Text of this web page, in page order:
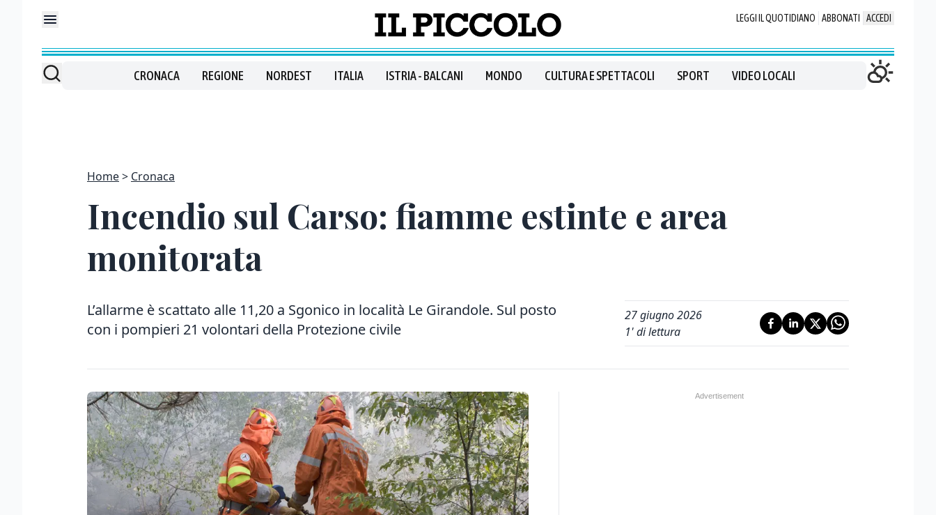
LEGGI IL QUOTIDIANO ABBONATI ACCEDI
CRONACA REGIONE NORDEST ITALIA ISTRIA - BALCANI MONDO CULTURA E SPETTACOLI SPORT VIDEO LOCALI
Home Cronaca
Incendio sul Carso: fiamme estinte e area
monitorata
L’allarme è scattato alle 11,20 a Sgonico in località Le Girandole. Sul posto
con i pompieri 21 volontari della Protezione civile
27 giugno 2026
1' di lettura